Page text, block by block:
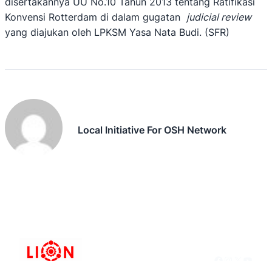
Konvensi Rotterdam di dalam gugatan judicial review
yang diajukan oleh LPKSM Yasa Nata Budi. (SFR)
Local Initiative For OSH Network